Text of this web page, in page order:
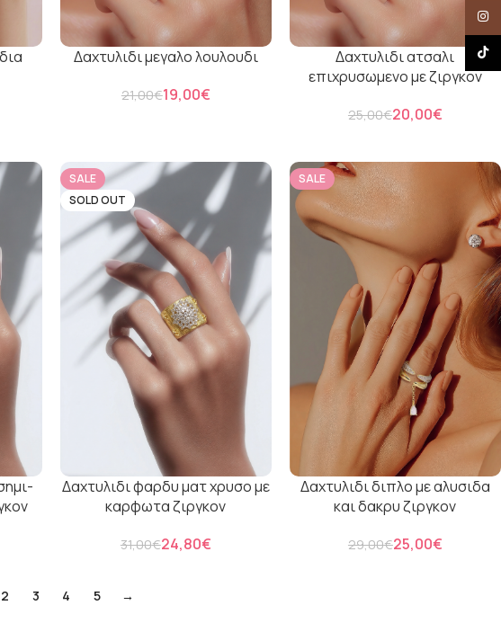
Δαχτυλιδι μεγαλο λουλουδι
21,00€19,00€
Δαχτυλιδι ατσαλι
επιχρυσωμενο με ζιργκον
25,00€20,00€
SALE
SOLD OUT
Δαχτυλιδι φαρδυ ματ χρυσο με
καρφωτα ζιργκον
31,00€24,80€
SALE
Δαχτυλιδι διπλο με αλυσιδα
και δακρυ ζιργκον
29,00€25,00€
2 3 4 5 →